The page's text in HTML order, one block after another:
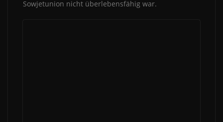
Sowjetunion nicht überlebensfähig war.